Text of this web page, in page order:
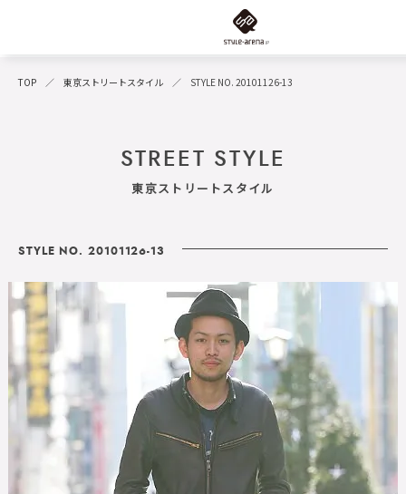
TOP 東京ストリートスタイル STYLE NO. 20101126-13
STREET STYLE
東京ストリートスタイル
STYLE NO. 20101126-13